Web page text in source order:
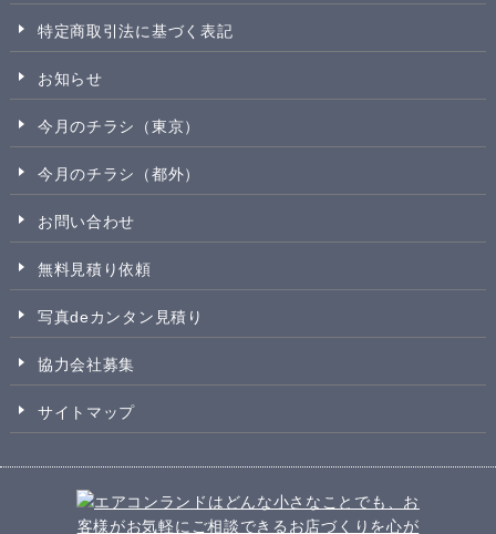
特定商取引法に基づく表記
お知らせ
今月のチラシ（東京）
今月のチラシ（都外）
お問い合わせ
無料見積り依頼
写真deカンタン見積り
協力会社募集
サイトマップ